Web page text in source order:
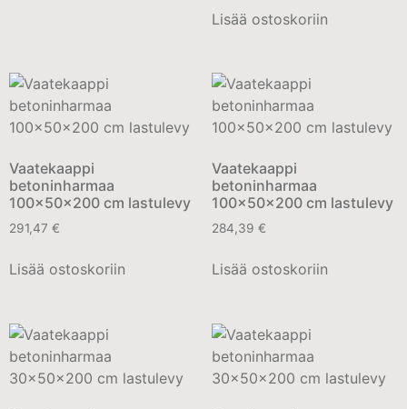
Lisää ostoskoriin
Vaatekaappi
betoninharmaa
100x50x200 cm lastulevy
291,47 €
Lisää ostoskoriin
Vaatekaappi
betoninharmaa
100x50x200 cm lastulevy
284,39 €
Lisää ostoskoriin